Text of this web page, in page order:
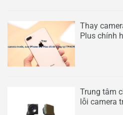
Thay
Plus chính
Trung tâm
lỗi camera